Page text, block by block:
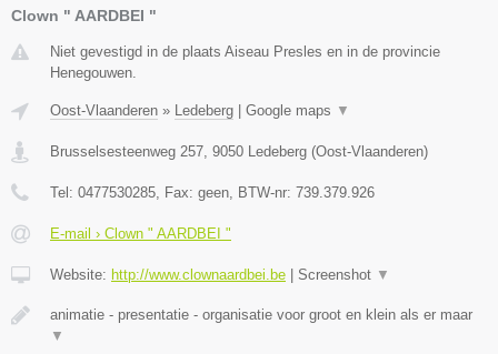
Clown " AARDBEI "
Niet gevestigd in de plaats Aiseau Presles en in de provincie
Henegouwen.
Oost-Vlaanderen » Ledeberg | Google maps ▼
Brusselsesteenweg 257 9050 Ledeberg (Oost-Vlaanderen)
Tel: 0477530285 , Fax: geen , BTW-nr: 739.379.926
E-mail › Clown " AARDBEI "
Website: http://www.clownaardbei.be | Screenshot ▼
animatie - presentatie - organisatie voor groot en klein als er maar
▼